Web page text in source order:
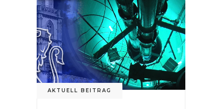
AKTUELL BEITRAG